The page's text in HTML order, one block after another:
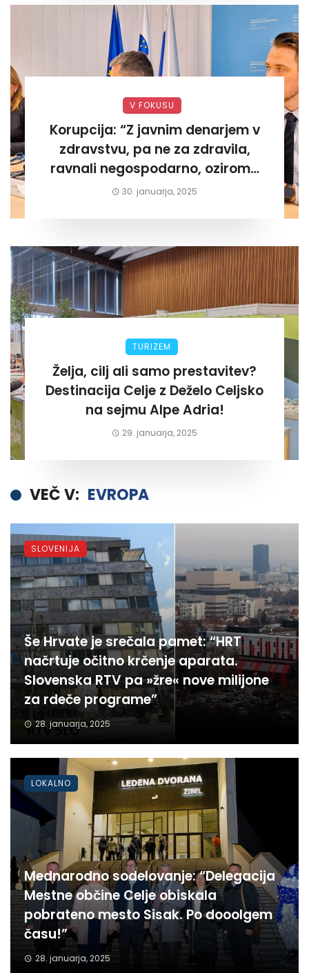
V FOKUSU
Korupcija: “Z javnim denarjem v
zdravstvu, pa ne za zdravila,
ravnali negospodarno, oziroma
za lastni žep. Tokrat na Žalskem«
30. januarja, 2025
TURIZEM
Želja, cilj ali samo prestavitev?
Destinacija Celje z Deželo Celjsko
na sejmu Alpe Adria!
29. januarja, 2025
VEČ V: EVROPA
Še Hrvate je srečala pamet: “HRT
načrtuje očitno krčenje aparata.
Slovenska RTV pa »žre« nove milijone
za rdeče programe”
28. januarja, 2025
SLOVENIJA
Mednarodno sodelovanje: “Delegacija
Mestne občine Celje obiskala
pobrateno mesto Sisak. Po dooolgem
času!”
28. januarja, 2025
LOKALNO